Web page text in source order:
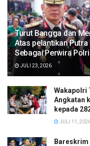
Turut Bangga dan
Atas pelantikan
Sebagai Perwira
JULI 23, 2026
Wakapolri
Angkatan
kepada
JULI 11,